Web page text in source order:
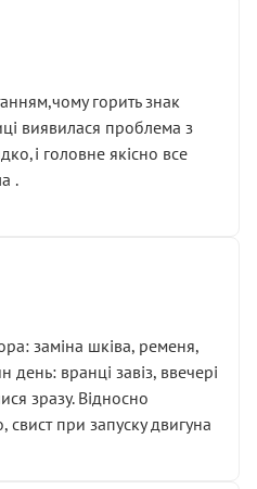
горить знак
виявилася проблема з
головне якісно все
.
заміна шківа, ременя,
вранці завіз, ввечері
зразу. Відносно
при запуску двигуна